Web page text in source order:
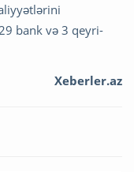
bank və 3 qeyri-
Xeberler.az